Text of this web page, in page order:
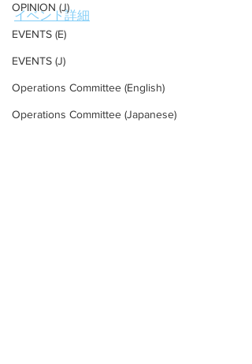
OPINION (J)
EVENTS (E)
EVENTS (J)
Operations Committee (English)
Operations Committee (Japanese)
イベント詳細